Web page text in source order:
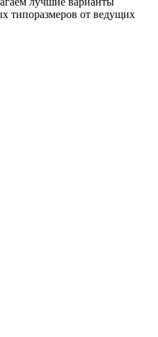
типоразмеров от ведущих